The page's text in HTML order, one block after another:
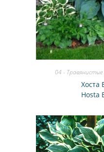
04 -
Хоста
Hosta